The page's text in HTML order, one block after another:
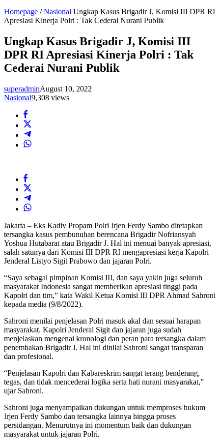
Homepage / Nasional Ungkap Kasus Brigadir J, Komisi III DPR RI
Apresiasi Kinerja Polri : Tak Cederai Nurani Publik
Ungkap Kasus Brigadir J, Komisi III
DPR RI Apresiasi Kinerja Polri : Tak
Cederai Nurani Publik
superadminAugust 10, 2022
Nasional9,308 views
Jakarta – Eks Kadiv Propam Polri Irjen Ferdy Sambo ditetapkan
tersangka kasus pembunuhan berencana Brigadir Nofriansyah
Yoshua Hutabarat atau Brigadir J. Hal ini menuai banyak apresiasi,
salah satunya dari Komisi III DPR RI mengapresiasi kerja Kapolri
Jenderal Listyo Sigit Prabowo dan jajaran Polri.
“Saya sebagai pimpinan Komisi III, dan saya yakin juga seluruh
masyarakat Indonesia sangat memberikan apresiasi tinggi pada
Kapolri dan tim,” kata Wakil Ketua Komisi III DPR Ahmad Sahroni
kepada media (9/8/2022).
Sahroni menilai penjelasan Polri masuk akal dan sesuai harapan
masyarakat. Kapolri Jenderal Sigit dan jajaran juga sudah
menjelaskan mengenai kronologi dan peran para tersangka dalam
penembakan Brigadir J. Hal ini dinilai Sahroni sangat transparan
dan profesional.
“Penjelasan Kapolri dan Kabareskrim sangat terang benderang,
tegas, dan tidak mencederai logika serta hati nurani masyarakat,”
ujar Sahroni.
Sahroni juga menyampaikan dukungan untuk memproses hukum
Irjen Ferdy Sambo dan tersangka lainnya hingga proses
persidangan. Menurutnya ini momentum baik dan dukungan
masyarakat untuk jajaran Polri.